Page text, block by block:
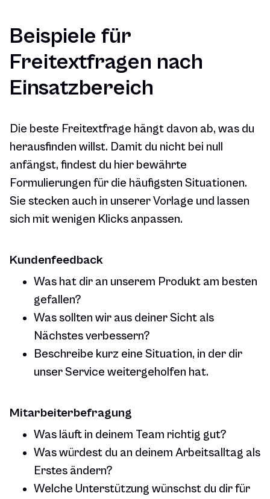
Beispiele für
Freitextfragen nach
Einsatzbereich
Die beste Freitextfrage hängt davon ab, was du
herausfinden willst. Damit du nicht bei null
anfängst, findest du hier bewährte
Formulierungen für die häufigsten Situationen.
Sie stecken auch in unserer Vorlage und lassen
sich mit wenigen Klicks anpassen.
Kundenfeedback
Was hat dir an unserem Produkt am besten
gefallen?
Was sollten wir aus deiner Sicht als
Nächstes verbessern?
Beschreibe kurz eine Situation, in der dir
unser Service weitergeholfen hat.
Mitarbeiterbefragung
Was läuft in deinem Team richtig gut?
Was würdest du an deinem Arbeitsalltag als
Erstes ändern?
Welche Unterstützung wünschst du dir für